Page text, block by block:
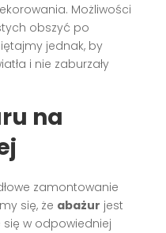
Możliwości
obszyć po
jednak, by
i nie zaburzały
na
zamontowanie
się, że abażur jest
w odpowiedniej